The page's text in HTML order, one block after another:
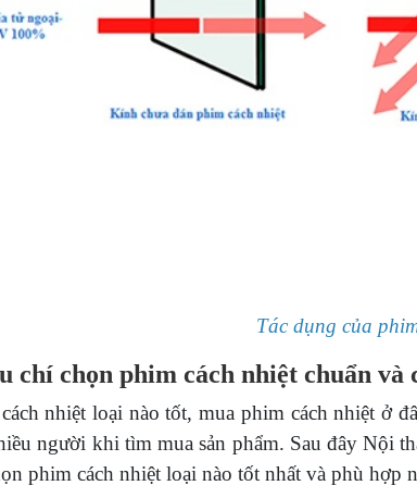
Tác dụng của
chí chọn phim cách nhiệt chuẩn và
nhiệt loại nào tốt, mua phim cách nhiệt ở
người khi tìm mua sản phẩm. Sau đây Nội
phim cách nhiệt loại nào tốt nhất và phù hợp